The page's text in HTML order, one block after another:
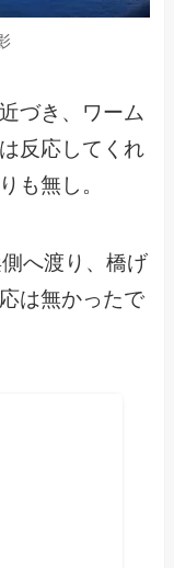
づき、ワーム
反応してくれ
も無し。
へ渡り、橋げ
は無かったで